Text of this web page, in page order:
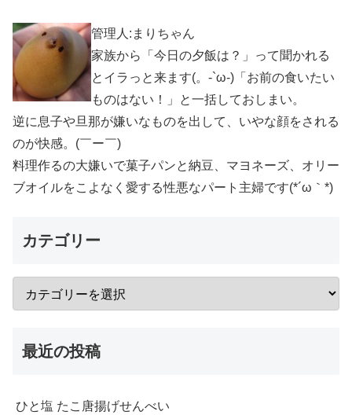
管理人:まりちゃん
家族から「今日の夕飯は？」って聞かれる
とイラっと来ます(。-`ω-)「お前の食いたい
ものはない！」と一括しておしまい。
逆に息子や旦那が嫌いなものを出して、いやな顔をされる
のが快感。(￣ー￣)
料理作るの大嫌いで菓子パンと納豆、マヨネーズ、オリー
ブオイルをこよなく愛する性悪なパート主婦です(*´ω｀*)
カテゴリー
最近の投稿
ひと塩 たこ唐揚げせんべい